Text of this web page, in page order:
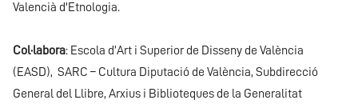
Valencià d'Etnologia.
Col·labora: Escola d’Art i Superior de Disseny de València
(EASD), SARC – Cultura Diputació de València, Subdirecció
General del Llibre, Arxius i Biblioteques de la Generalitat